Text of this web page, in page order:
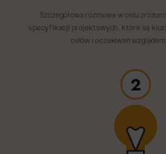
Szczegółowa rozmowa w celu
specyfikacji projektowych, które są
celów i oczekiwań